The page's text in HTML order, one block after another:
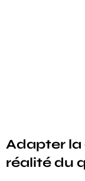
Adapter la
réalité du